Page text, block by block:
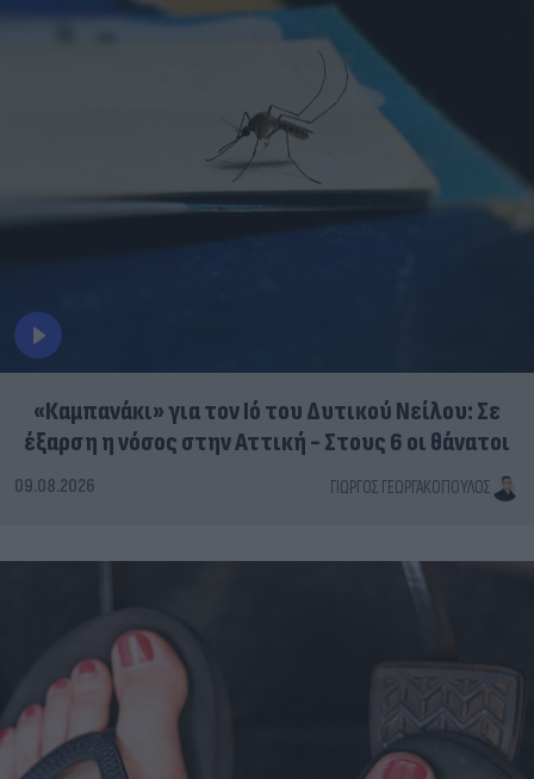
«Καμπανάκι» για τον Ιό του Δυτικού Νείλου: Σε
έξαρση η νόσος στην Αττική - Στους 6 οι θάνατοι
09.08.2026 ΓΙΏΡΓΟΣ ΓΕΩΡΓΑΚΌΠΟΥΛΟΣ